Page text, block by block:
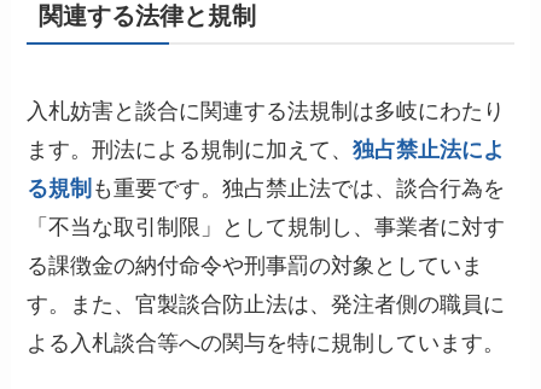
関連する法律と規制
入札妨害と談合に関連する法規制は多岐にわたり
ます。刑法による規制に加えて、独占禁止法によ
る規制 も重要です。独占禁止法では、談合行為を
「不当な取引制限」として規制し、事業者に対す
る課徴金の納付命令や刑事罰の対象としていま
す。また、官製談合防止法は、発注者側の職員に
よる入札談合等への関与を特に規制しています。